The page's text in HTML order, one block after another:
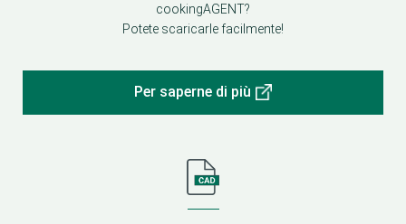
cookingAGENT?
Potete scaricarle facilmente!
Per saperne di più